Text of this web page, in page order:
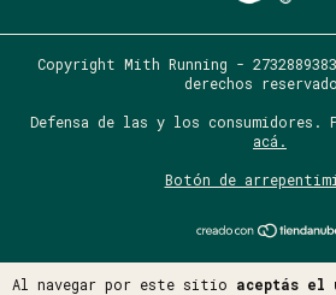
Al navegar por este sitio aceptás el
Copyright Mith Running -
derechos
Defensa de las y los consumidores.
acá.
Botón de